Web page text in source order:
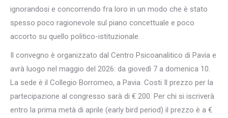
ignorandosi e concorrendo fra loro in un modo che è stato
spesso poco ragionevole sul piano concettuale e poco
accorto su quello politico-istituzionale.
Il convegno è organizzato dal Centro Psicoanalitico di Pavia e
avrà luogo nel maggio del 2026: da giovedì 7 a domenica 10.
La sede è il Collegio Borromeo, a Pavia. Costi Il prezzo per la
partecipazione al congresso sarà di € 200. Per chi si iscriverà
entro la prima metà di aprile (early bird period) il prezzo è a €